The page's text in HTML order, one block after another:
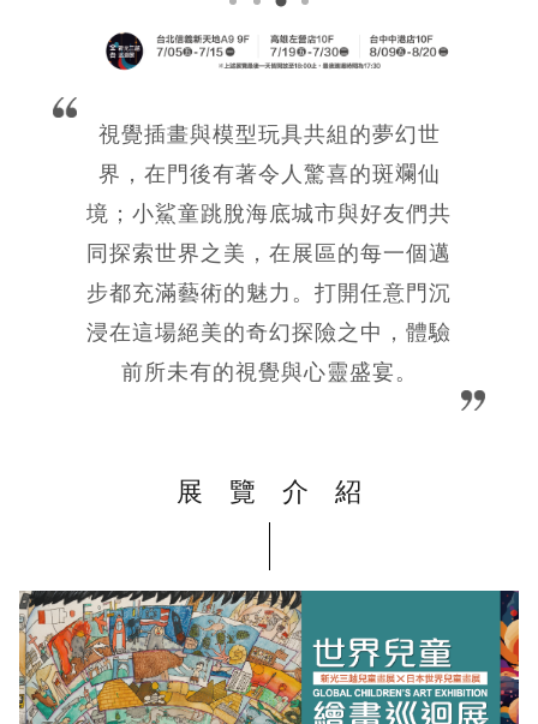
視覺插畫與模型玩具共組的夢幻世
界，在門後有著令人驚喜的斑斕仙
境；小鯊童跳脫海底城市與好友們共
同探索世界之美，在展區的每一個邁
步都充滿藝術的魅力。打開任意門沉
浸在這場絕美的奇幻探險之中，體驗
前所未有的視覺與心靈盛宴。
展覽介紹